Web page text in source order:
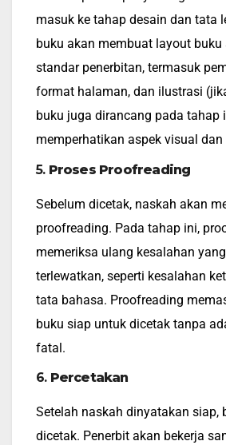
masuk ke tahap desain dan tata
buku akan membuat layout buku
standar penerbitan, termasuk
format halaman, dan ilustrasi
buku juga dirancang pada tahap
memperhatikan aspek visual dan
5. Proses Proofreading
Sebelum dicetak, naskah akan
proofreading. Pada tahap ini,
memeriksa ulang kesalahan
terlewatkan, seperti kesalahan
tata bahasa. Proofreading
buku siap untuk dicetak tanpa
fatal.
6. Percetakan
Setelah naskah dinyatakan siap,
dicetak. Penerbit akan bekerja